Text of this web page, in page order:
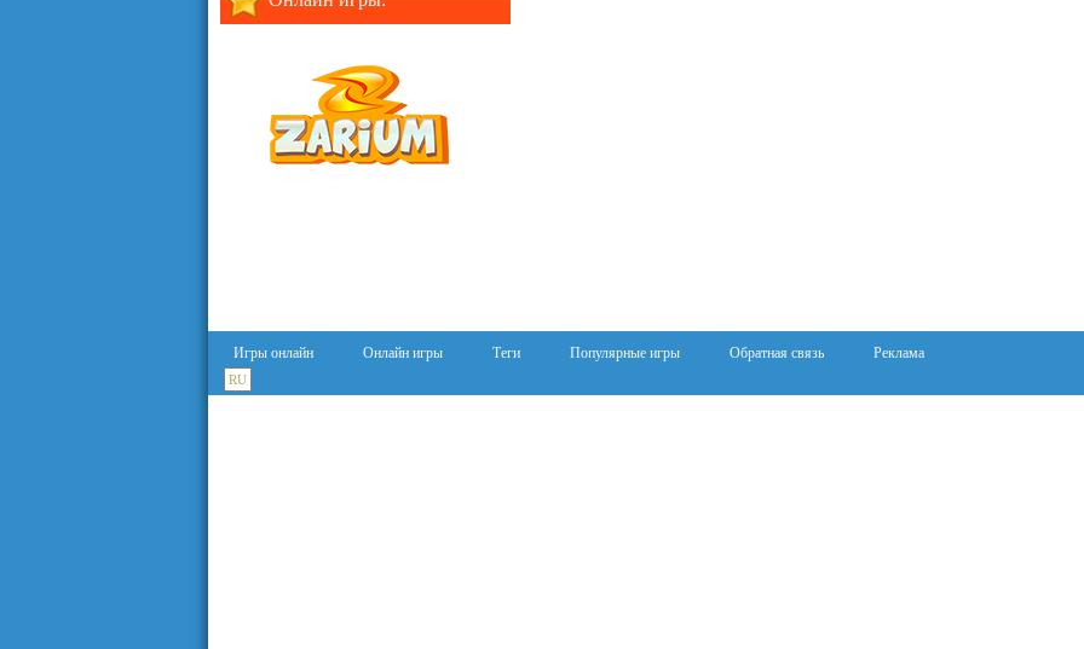
Игры онлайн Онлайн игры Теги Популярные игры Обратная связь Реклама
RU